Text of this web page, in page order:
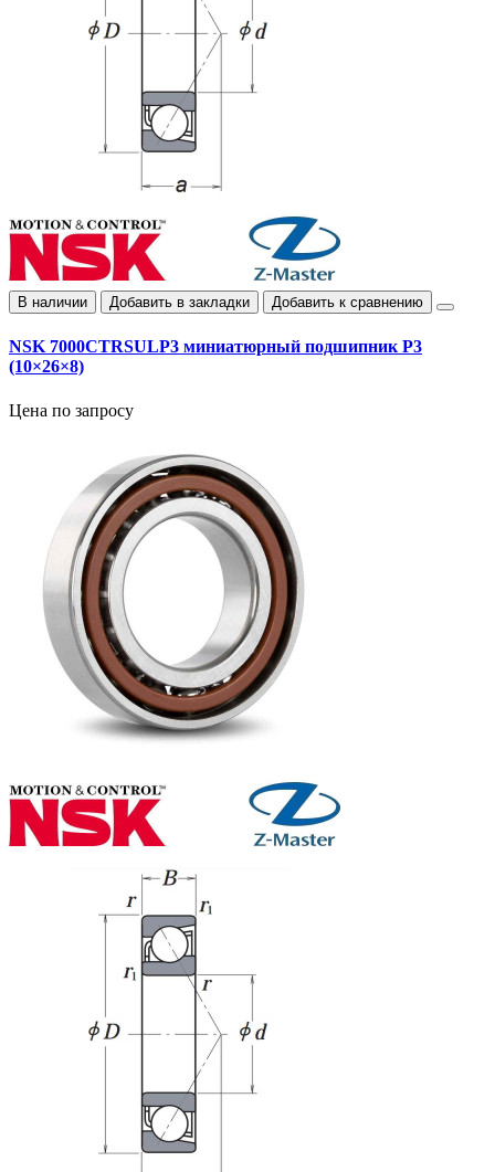
В наличии Добавить в закладки Добавить к сравнению
NSK 7000CTRSULP3 миниатюрный подшипник P3
(10×26×8)
Цена по запросу